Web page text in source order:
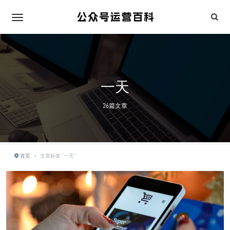
一天
26篇文章
首页 › 文章标签 "一天"